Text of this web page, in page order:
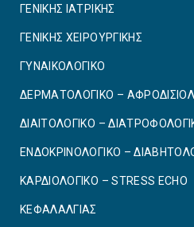
ΓΕΝΙΚΗΣ ΙΑΤΡΙΚΗΣ
ΓΕΝΙΚΗΣ ΧΕΙΡΟΥΡΓΙΚΗΣ
ΓΥΝΑΙΚΟΛΟΓΙΚΟ
ΔΕΡΜΑΤΟΛΟΓΙΚΟ –
ΔΙΑΙΤΟΛΟΓΙΚΟ –
ΕΝΔΟΚΡΙΝΟΛΟΓΙΚΟ –
ΚΑΡΔΙΟΛΟΓΙΚΟ – STRESS ECHO
ΚΕΦΑΛΑΛΓΙΑΣ